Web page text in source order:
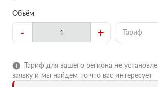
Объём
- + Тариф
Тариф для вашего региона не
заявку и мы найдем то что вас интересует